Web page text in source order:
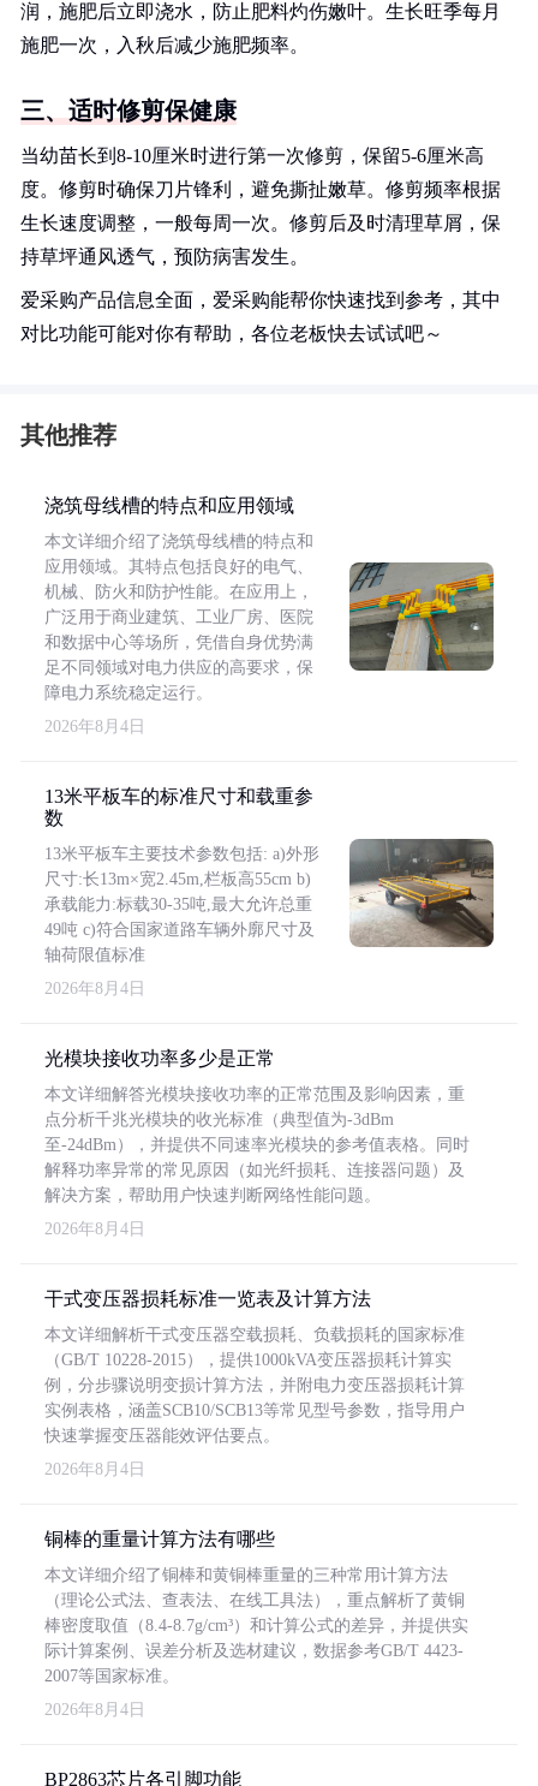
润，施肥后立即浇水，防止肥料灼伤嫩叶。生长旺季每月
施肥一次，入秋后减少施肥频率。
三、适时修剪保健康
当幼苗长到8-10厘米时进行第一次修剪，保留5-6厘米高
度。修剪时确保刀片锋利，避免撕扯嫩草。修剪频率根据
生长速度调整，一般每周一次。修剪后及时清理草屑，保
持草坪通风透气，预防病害发生。
爱采购产品信息全面，爱采购能帮你快速找到参考，其中
对比功能可能对你有帮助，各位老板快去试试吧～
其他推荐
浇筑母线槽的特点和应用领域
本文详细介绍了浇筑母线槽的特点和
应用领域。其特点包括良好的电气、
机械、防火和防护性能。在应用上，
广泛用于商业建筑、工业厂房、医院
和数据中心等场所，凭借自身优势满
足不同领域对电力供应的高要求，保
障电力系统稳定运行。
2026年8月4日
13米平板车的标准尺寸和载重参
数
13米平板车主要技术参数包括: a)外形
尺寸:长13m×宽2.45m,栏板高55cm b)
承载能力:标载30-35吨,最大允许总重
49吨 c)符合国家道路车辆外廓尺寸及
轴荷限值标准
2026年8月4日
光模块接收功率多少是正常
本文详细解答光模块接收功率的正常范围及影响因素，重
点分析千兆光模块的收光标准（典型值为-3dBm
至-24dBm），并提供不同速率光模块的参考值表格。同时
解释功率异常的常见原因（如光纤损耗、连接器问题）及
解决方案，帮助用户快速判断网络性能问题。
2026年8月4日
干式变压器损耗标准一览表及计算方法
本文详细解析干式变压器空载损耗、负载损耗的国家标准
（GB/T 10228-2015），提供1000kVA变压器损耗计算实
例，分步骤说明变损计算方法，并附电力变压器损耗计算
实例表格，涵盖SCB10/SCB13等常见型号参数，指导用户
快速掌握变压器能效评估要点。
2026年8月4日
铜棒的重量计算方法有哪些
本文详细介绍了铜棒和黄铜棒重量的三种常用计算方法
（理论公式法、查表法、在线工具法），重点解析了黄铜
棒密度取值（8.4-8.7g/cm³）和计算公式的差异，并提供实
际计算案例、误差分析及选材建议，数据参考GB/T 4423-
2007等国家标准。
2026年8月4日
BP2863芯片各引脚功能